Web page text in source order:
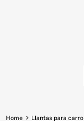
Home Llantas para carro